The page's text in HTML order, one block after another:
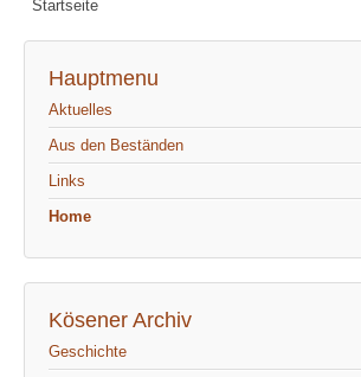
Startseite
Hauptmenu
Aktuelles
Aus den Beständen
Links
Home
Kösener Archiv
Geschichte